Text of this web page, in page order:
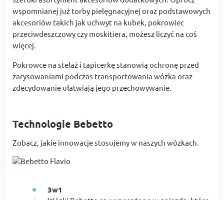
wspomnianej już torby pielęgnacyjnej oraz podstawowych
akcesoriów takich jak uchwyt na kubek, pokrowiec
przeciwdeszczowy czy moskitiera, możesz liczyć na coś
więcej.
Pokrowce na stelaż i tapicerkę stanowią ochronę przed
zarysowaniami podczas transportowania wózka oraz
zdecydowanie ułatwiają jego przechowywanie.
Technologie Bebetto
Zobacz, jakie innowacje stosujemy w naszych wózkach.
3w1